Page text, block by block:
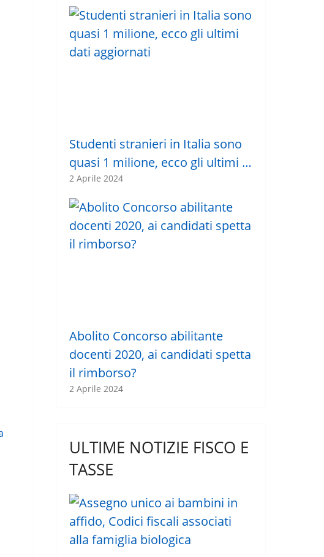
Studenti stranieri in Italia sono
quasi 1 milione, ecco gli ultimi …
2 Aprile 2024
Abolito Concorso abilitante
docenti 2020, ai candidati spetta
il rimborso?
2 Aprile 2024
ULTIME NOTIZIE FISCO E
TASSE